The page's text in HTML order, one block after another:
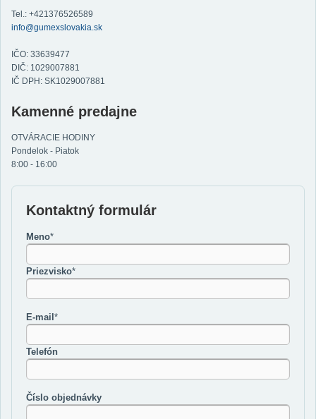
Tel.: +421376526589
info@gumexslovakia.sk
IČO: 33639477
DIČ: 1029007881
IČ DPH: SK1029007881
Kamenné predajne
OTVÁRACIE HODINY
Pondelok - Piatok
8:00 - 16:00
Kontaktný formulár
Meno*
Priezvisko*
E-mail*
Telefón
Číslo objednávky